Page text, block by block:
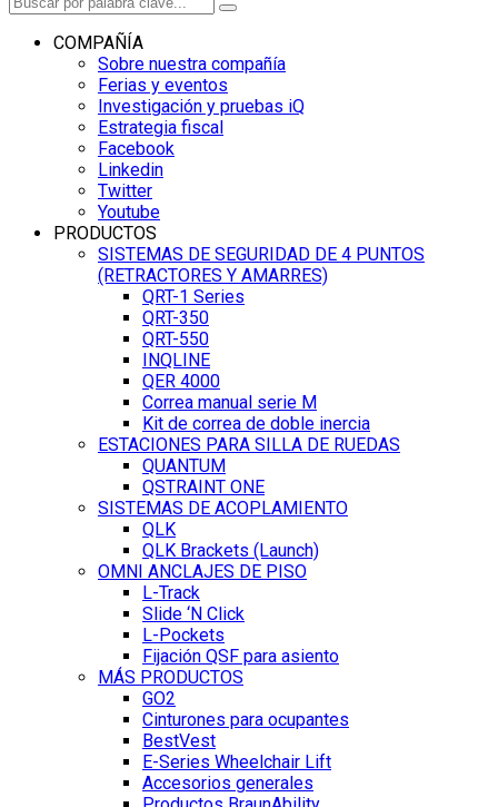
COMPAÑÍA
Sobre nuestra compañía
Ferias y eventos
Investigación y pruebas iQ
Estrategia fiscal
Facebook
Linkedin
Twitter
Youtube
PRODUCTOS
SISTEMAS DE SEGURIDAD DE 4 PUNTOS
(RETRACTORES Y AMARRES)
QRT-1 Series
QRT-350
QRT-550
INQLINE
QER 4000
Correa manual serie M
Kit de correa de doble inercia
ESTACIONES PARA SILLA DE RUEDAS
QUANTUM
QSTRAINT ONE
SISTEMAS DE ACOPLAMIENTO
QLK
QLK Brackets (Launch)
OMNI ANCLAJES DE PISO
L-Track
Slide ‘N Click
L-Pockets
Fijación QSF para asiento
MÁS PRODUCTOS
GO2
Cinturones para ocupantes
BestVest
E-Series Wheelchair Lift
Accesorios generales